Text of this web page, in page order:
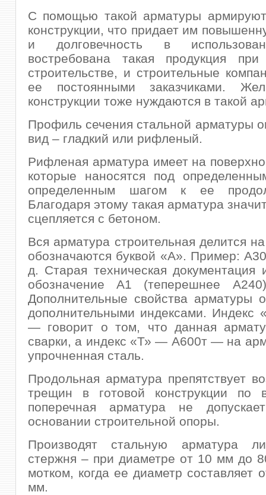
С помощью такой арматуры
конструкции, что придает им
и долговечность в
востребована такая продукция
строительстве, и строительные
ее постоянными заказчиками.
конструкции тоже нуждаются в такой
Профиль сечения стальной арматуры
вид – гладкий или рифленый.
Рифленая арматура имеет на
которые наносятся под
определенным шагом к ее
Благодаря этому такая арматура
сцепляется с бетоном.
Вся арматура строительная делится
обозначаются буквой «А». Пример:
д. Старая техническая документация
обозначение А1 (теперешнее
Дополнительные свойства арматуры
дополнительными индексами.
— говорит о том, что данная
сварки, а индекс «Т» — А600т — на
упрочненная сталь.
Продольная арматура препятствует
трещин в готовой конструкции по
поперечная арматура не
основании строительной опоры.
Производят стальную арматура
стержня – при диаметре от 10 мм до
мотком, когда ее диаметр составляет
мм.